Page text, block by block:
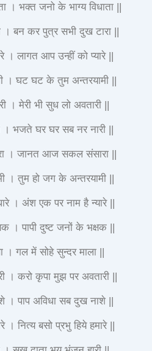
। भक्त जनो के भाग्य विधाता ||
बन कर पुत्र सभी दुख टारा ||
। लागत आप उन्हीं को प्यारे ||
। घट घट के तुम अन्तरयामी ||
। मेरी भी सुध लो अवतारी ||
। भजते घर घर सब नर नारी ||
। जानत आज सकल संसारा ||
। तुम हो जग के अन्तरयामी ||
। अंश एक पर नाम है न्यारे ||
। पापी दुष्ट जनों के भक्षक ||
। गल में सोहे सुन्दर माला ||
। करो कृपा मुझ पर अवतारी ||
। पाप अविधा सब दुख नाशे ||
नित्य बसो प्रभु हिये हमारे ||